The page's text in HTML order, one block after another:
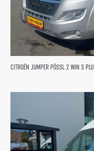
CITROËN JUMPER PÕSSL 2 WIN S